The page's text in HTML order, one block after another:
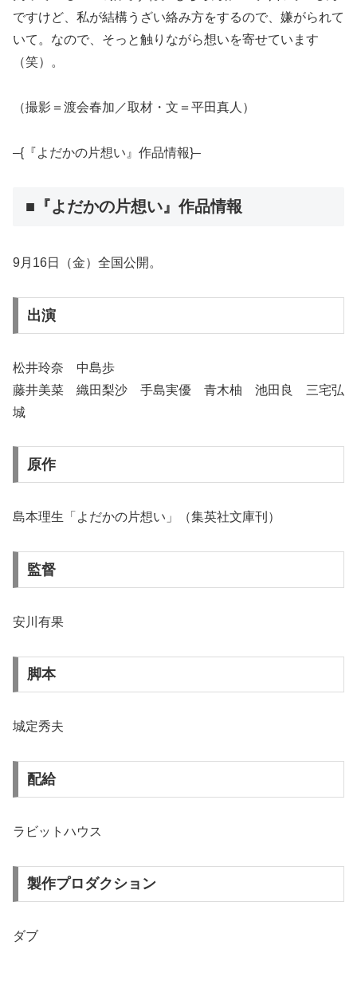
ですけど、私が結構うざい絡み方をするので、嫌がられて
いて。なので、そっと触りながら想いを寄せています
（笑）。
（撮影＝渡会春加／取材・文＝平田真人）
–{『よだかの片想い』作品情報}–
■『よだかの片想い』作品情報
9月16日（金）全国公開。
出演
松井玲奈 中島歩
藤井美菜 織田梨沙 手島実優 青木柚 池田良 三宅弘
城
原作
島本理生「よだかの片想い」（集英社文庫刊）
監督
安川有果
脚本
城定秀夫
配給
ラビットハウス
製作プロダクション
ダブ